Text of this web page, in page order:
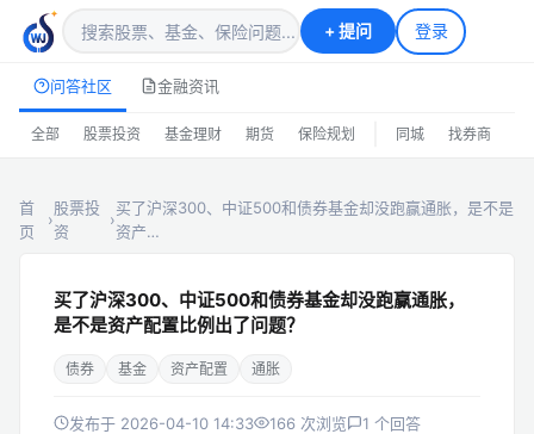
+提问 登录
问答社区 金融资讯
全部 股票投资 基金理财 期货 保险规划 同城 找券商
首
页
›
股票投
资
›
买了沪深300、中证500和债券基金却没跑赢通胀，是不是
资产…
买了沪深300、中证500和债券基金却没跑赢通胀，
是不是资产配置比例出了问题？
债券 基金 资产配置 通胀
发布于 2026-04-10 14:33 166 次浏览 1 个回答